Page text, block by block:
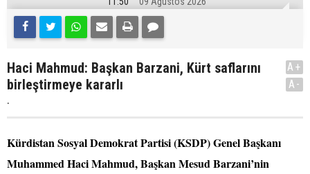
Haci Mahmud: Başkan Barzani, Kürt saflarını
birleştirmeye kararlı
.
A+
A-
Kürdistan Sosyal Demokrat Partisi (KSDP) Genel Başkanı
Muhammed Haci Mahmud, Başkan Mesud Barzani’nin